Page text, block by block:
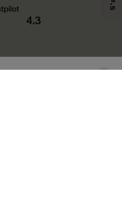
4.3
conformément à notre
Politique de
à tout moment.